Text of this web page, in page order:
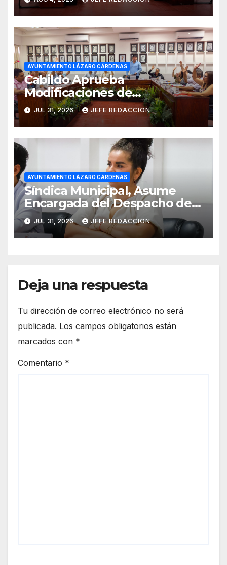
AYUNTAMIENTO LÁZARO CÁRDENAS
Cabildo Aprueba
Modificaciones de
Presupuesto en CAPALAC
JUL 31, 2026 JEFE REDACCION
AYUNTAMIENTO LÁZARO CÁRDENAS
Síndica Municipal, Asume
Encargada del Despacho de
Presidencia
JUL 31, 2026 JEFE REDACCION
Deja una respuesta
Tu dirección de correo electrónico no será
publicada. Los campos obligatorios están
marcados con *
Comentario *